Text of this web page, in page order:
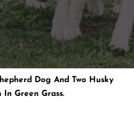
Dog And Two Husky
Green Grass.